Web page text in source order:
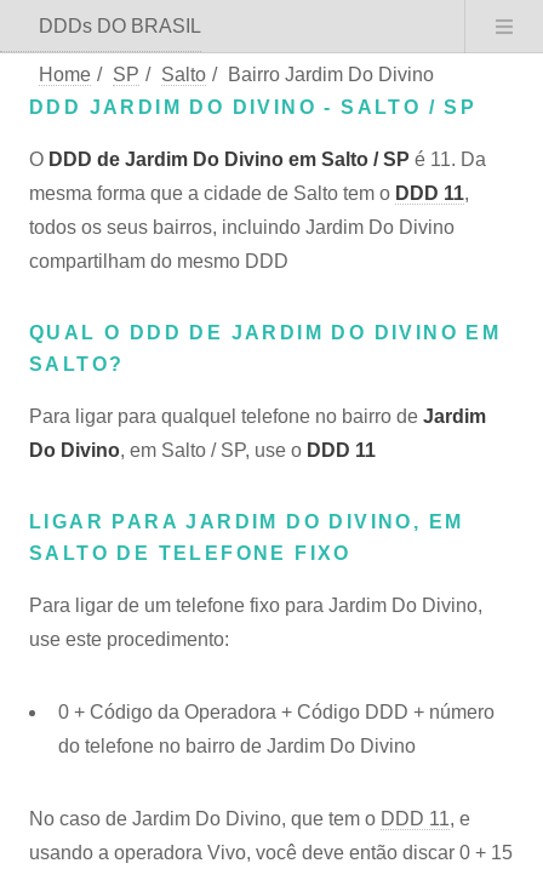
DDDs DO BRASIL
Home / SP / Salto /
Bairro Jardim Do Divino
DDD JARDIM DO DIVINO - SALTO / SP
O DDD de Jardim Do Divino em Salto / SP é 11. Da
mesma forma que a cidade de Salto tem o DDD 11,
todos os seus bairros, incluindo Jardim Do Divino
compartilham do mesmo DDD
QUAL O DDD DE JARDIM DO DIVINO EM
SALTO?
Para ligar para qualquel telefone no bairro de Jardim
Do Divino, em Salto / SP, use o DDD 11
LIGAR PARA JARDIM DO DIVINO, EM
SALTO DE TELEFONE FIXO
Para ligar de um telefone fixo para Jardim Do Divino,
use este procedimento:
0 + Código da Operadora + Código DDD + número
do telefone no bairro de Jardim Do Divino
No caso de Jardim Do Divino, que tem o DDD 11, e
usando a operadora Vivo, você deve então discar 0 + 15